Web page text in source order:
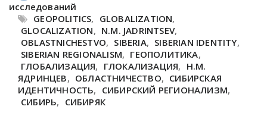
исследований
GEOPOLITICS, GLOBALIZATION,
GLOCALIZATION, N.M. JADRINTSEV,
OBLASTNICHESTVO, SIBERIA, SIBERIAN IDENTITY,
SIBERIAN REGIONALISM, ГЕОПОЛИТИКА,
ГЛОБАЛИЗАЦИЯ, ГЛОКАЛИЗАЦИЯ, Н.М.
ЯДРИНЦЕВ, ОБЛАСТНИЧЕСТВО, СИБИРСКАЯ
ИДЕНТИЧНОСТЬ, СИБИРСКИЙ РЕГИОНАЛИЗМ,
СИБИРЬ, СИБИРЯК